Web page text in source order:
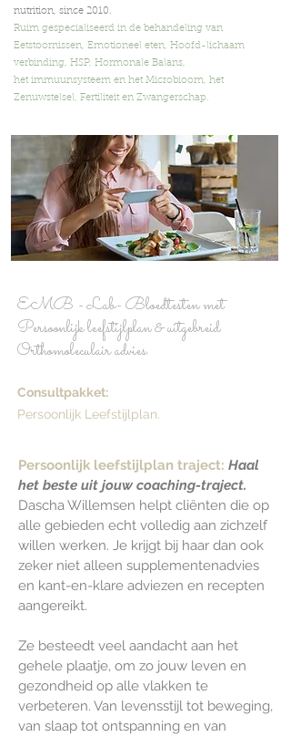
nutrition, since 2010.
Ruim gespecialiseerd in de behandeling van
Eetstoornissen, Emotioneel eten, Hoofd-lichaam
verbinding, HSP, Hormonale Balans,
het immuunsysteem en het Microbioom, het
Zenuwstelsel, Fertiliteit en Zwangerschap.
EMB - Lab- Bloedtesten met
Persoonlijk leefstijlplan & uitgebreid
Orthomoleculair advies.
Consultpakket:
Persoonlijk Leefstijlplan.
Persoonlijk leefstijlplan traject: Haal
het beste uit jouw coaching-traject.
Dascha Willemsen helpt cliënten die op
alle gebieden echt volledig aan zichzelf
willen werken. Je krijgt bij haar dan ook
zeker niet alleen supplementenadvies
en kant-en-klare adviezen en recepten
aangereikt.
Ze besteedt veel aandacht aan het
gehele plaatje, om zo jouw leven en
gezondheid op alle vlakken te
verbeteren. Van levensstijl tot beweging,
van slaap tot ontspanning en van